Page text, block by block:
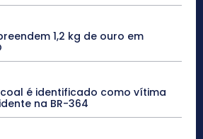
1,2 kg de ouro em
é identificado como vítima
na BR-364